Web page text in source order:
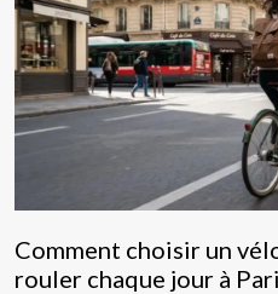
Comment choisir un
rouler chaque jour à